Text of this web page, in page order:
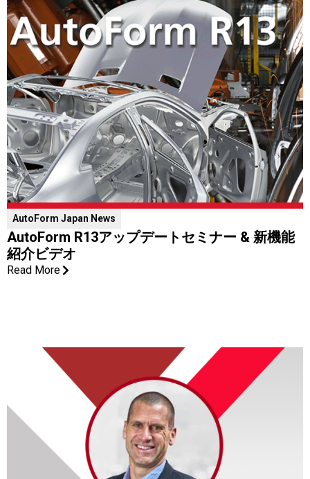
AutoForm ​Japan News
AutoForm R13アップデートセミナー & 新機能
紹介ビデオ
Read More